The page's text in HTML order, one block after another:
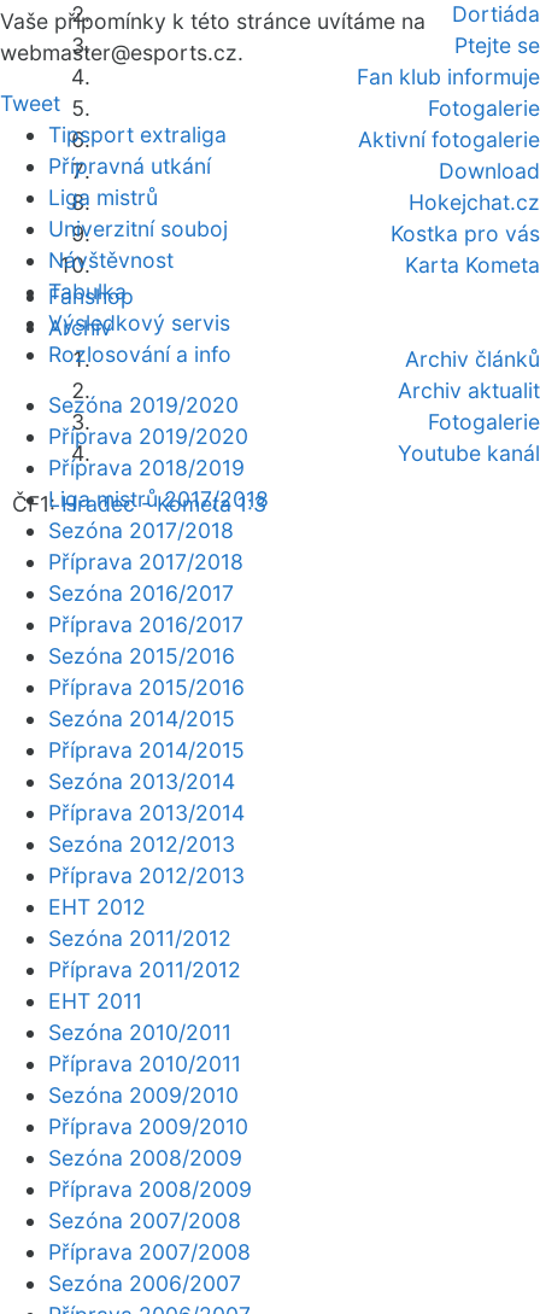
Dortiáda
Ptejte se
Fan klub informuje
Fotogalerie
Aktivní fotogalerie
Download
Hokejchat.cz
Kostka pro vás
Karta Kometa
Fanshop
Archiv
Archiv článků
Archiv aktualit
Fotogalerie
Youtube kanál
ČF1:Hradec - Kometa 1:3
Vaše připomínky k této stránce uvítáme na
webmaster@esports.cz.
Tweet
Tipsport extraliga
Přípravná utkání
Liga mistrů
Univerzitní souboj
Návštěvnost
Tabulka
Výsledkový servis
Rozlosování a info
Sezóna 2019/2020
Příprava 2019/2020
Příprava 2018/2019
Liga mistrů 2017/2018
Sezóna 2017/2018
Příprava 2017/2018
Sezóna 2016/2017
Příprava 2016/2017
Sezóna 2015/2016
Příprava 2015/2016
Sezóna 2014/2015
Příprava 2014/2015
Sezóna 2013/2014
Příprava 2013/2014
Sezóna 2012/2013
Příprava 2012/2013
EHT 2012
Sezóna 2011/2012
Příprava 2011/2012
EHT 2011
Sezóna 2010/2011
Příprava 2010/2011
Sezóna 2009/2010
Příprava 2009/2010
Sezóna 2008/2009
Příprava 2008/2009
Sezóna 2007/2008
Příprava 2007/2008
Sezóna 2006/2007